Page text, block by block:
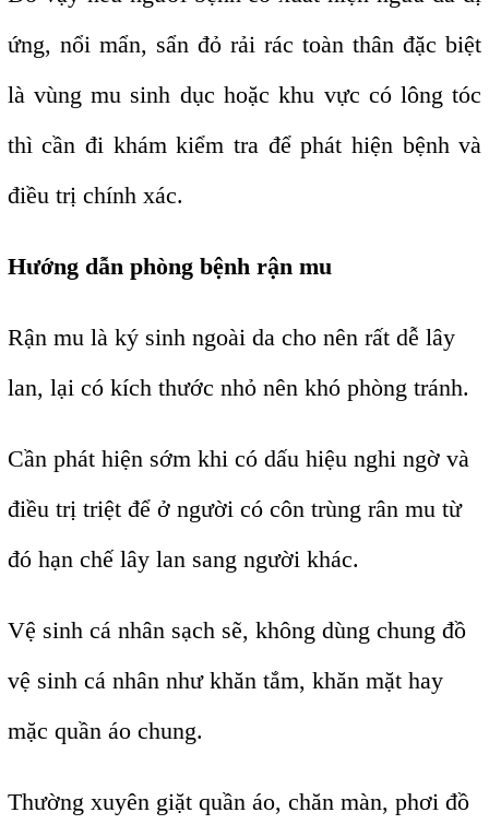
ứng, nổi mẩn, sẩn đỏ rải rác toàn thân đặc biệt
là vùng mu sinh dục hoặc khu vực có lông tóc
thì cần đi khám kiểm tra để phát hiện bệnh và
điều trị chính xác.
Hướng dẫn phòng bệnh rận mu
Rận mu là ký sinh ngoài da cho nên rất dễ lây
lan, lại có kích thước nhỏ nên khó phòng tránh.
Cần phát hiện sớm khi có dấu hiệu nghi ngờ và
điều trị triệt để ở người có côn trùng rân mu từ
đó hạn chế lây lan sang người khác.
Vệ sinh cá nhân sạch sẽ, không dùng chung đồ
vệ sinh cá nhân như khăn tắm, khăn mặt hay
mặc quần áo chung.
Thường xuyên giặt quần áo, chăn màn, phơi đồ